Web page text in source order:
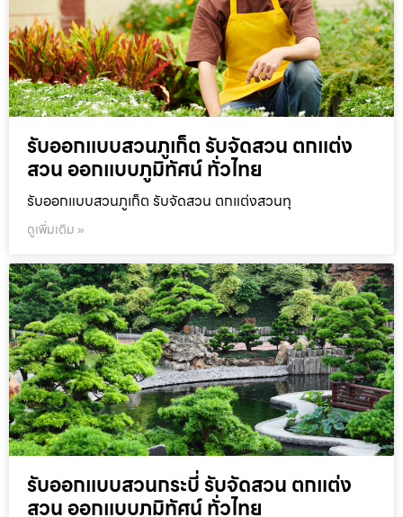
รับออกแบบสวนภูเก็ต รับจัดสวน ตกแต่ง
สวน ออกแบบภูมิทัศน์ ทั่วไทย
รับออกแบบสวนภูเก็ต รับจัดสวน ตกแต่งสวนทุ
ดูเพิ่มเติม »
รับออกแบบสวนกระบี่ รับจัดสวน ตกแต่ง
สวน ออกแบบภูมิทัศน์ ทั่วไทย